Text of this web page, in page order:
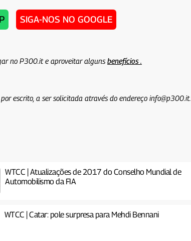
SIGA-NOS NO GOOGLE
no P300.it e aproveitar algunsbenefícios .
escrito, a ser solicitada através do endereço info@p300.it.
WTCC | Atualizações de 2017 do Conselho Mundial de
Automobilismo da FIA
WTCC | Catar: pole surpresa para Mehdi Bennani